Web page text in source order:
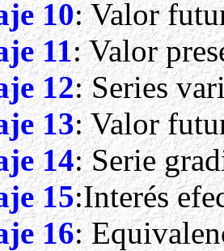
10: Valor
11: Valor
12: Series
13: Valor
14: Serie
15:Interés
16: